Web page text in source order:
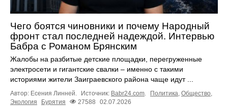
Чего боятся чиновники и почему Народный
фронт стал последней надеждой. Интервью
Бабра с Романом Брянским
Жалобы на разбитые детские площадки, перегруженные
электросети и гигантские свалки – именно с такими
историями жители Заиграевского района чаще идут ...
Автор: Есения Линней. Источник: Babr24.com Политика Общество
Экология
Бурятия 27588 02.07.2026